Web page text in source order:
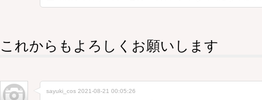
これからもよろしくお願いします
sayuki_cos 2021-08-21 00:05:26